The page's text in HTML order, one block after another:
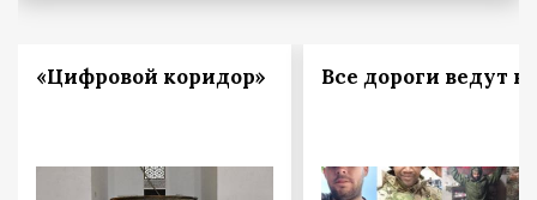
«Цифровой коридор» Все дороги ведут в